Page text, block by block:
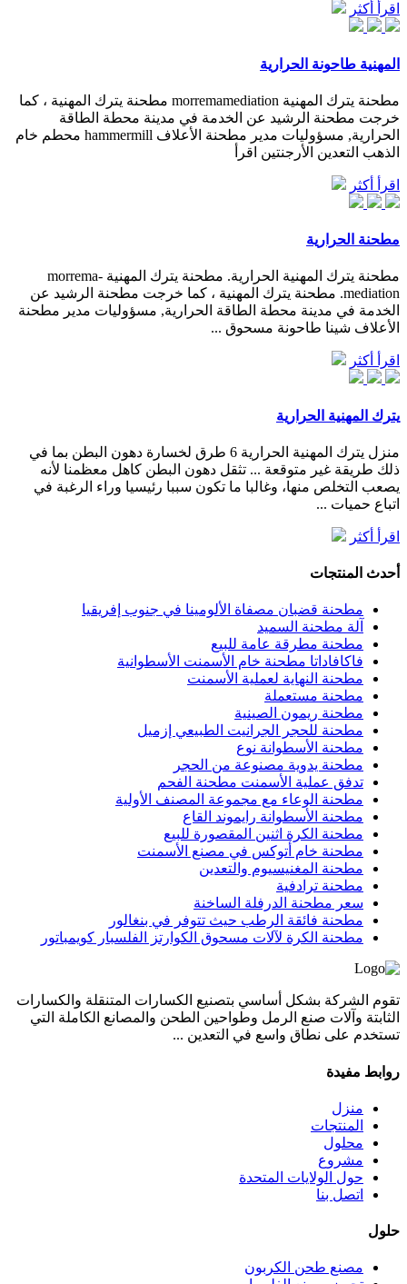
اقرأ أكثر
المهنية طاحونة الحرارية
مطحنة يترك المهنية morremamediation مطحنة يترك المهنية ، كما
خرجت مطحنة الرشيد عن الخدمة في مدينة محطة الطاقة
الحرارية, مسؤوليات مدير مطحنة الأعلاف hammermill محطم خام
الذهب التعدين الأرجنتين اقرأ
اقرأ أكثر
مطحنة الحرارية
مطحنة يترك المهنية الحرارية. مطحنة يترك المهنية morrema-
mediation. مطحنة يترك المهنية ، كما خرجت مطحنة الرشيد عن
الخدمة في مدينة محطة الطاقة الحرارية, مسؤوليات مدير مطحنة
الأعلاف شينا طاحونة مسحوق ...
اقرأ أكثر
يترك المهنية الحرارية
منزل يترك المهنية الحرارية 6 طرق لخسارة دهون البطن بما في
ذلك طريقة غير متوقعة ... تثقل دهون البطن كاهل معظمنا لأنه
يصعب التخلص منها، وغالبا ما تكون سببا رئيسيا وراء الرغبة في
اتباع حميات ...
اقرأ أكثر
أحدث المنتجات
مطحنة قضبان مصفاة الألومينا في جنوب إفريقيا
آلة مطحنة السميد
مطحنة مطرقة عامة للبيع
فاكافاداتا مطحنة خام الأسمنت الأسطوانية
مطحنة النهاية لعملية الأسمنت
مطحنة مستعملة
مطحنة ريمون الصينية
مطحنة للحجر الجرانيت الطبيعي إزميل
مطحنة الأسطوانة نوع
مطحنة يدوية مصنوعة من الحجر
تدفق عملية الأسمنت مطحنة الفحم
مطحنة الوعاء مع مجموعة المصنف الأولية
مطحنة الأسطوانة رايموند القاع
مطحنة الكرة اثنين المقصورة للبيع
مطحنة خام أتوكس في مصنع الأسمنت
مطحنة المغنيسيوم والتعدين
مطحنة ترادفية
سعر مطحنة الدرفلة الساخنة
مطحنة فائقة الرطب حيث تتوفر في بنغالور
مطحنة الكرة لآلات مسحوق الكوارتز الفلسبار كويمباتور
تقوم الشركة بشكل أساسي بتصنيع الكسارات المتنقلة والكسارات
الثابتة وآلات صنع الرمل وطواحين الطحن والمصانع الكاملة التي
تستخدم على نطاق واسع في التعدين ...
روابط مفيدة
منزل
المنتجات
محلول
مشروع
حول الولايات المتحدة
اتصل بنا
حلول
مصنع طحن الكربون